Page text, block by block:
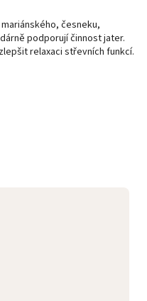
česneku,
podporují činnost jater.
relaxaci střevních funkcí.